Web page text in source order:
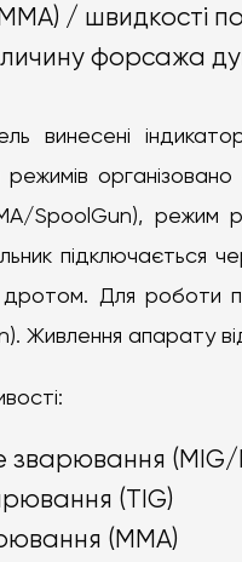
/ швидкості
форсажа
винесені
режимів
SpoolGun), режим
підключається
Для роботи
Живлення апарату
зварювання (MIG/
(TIG)
(MMA)